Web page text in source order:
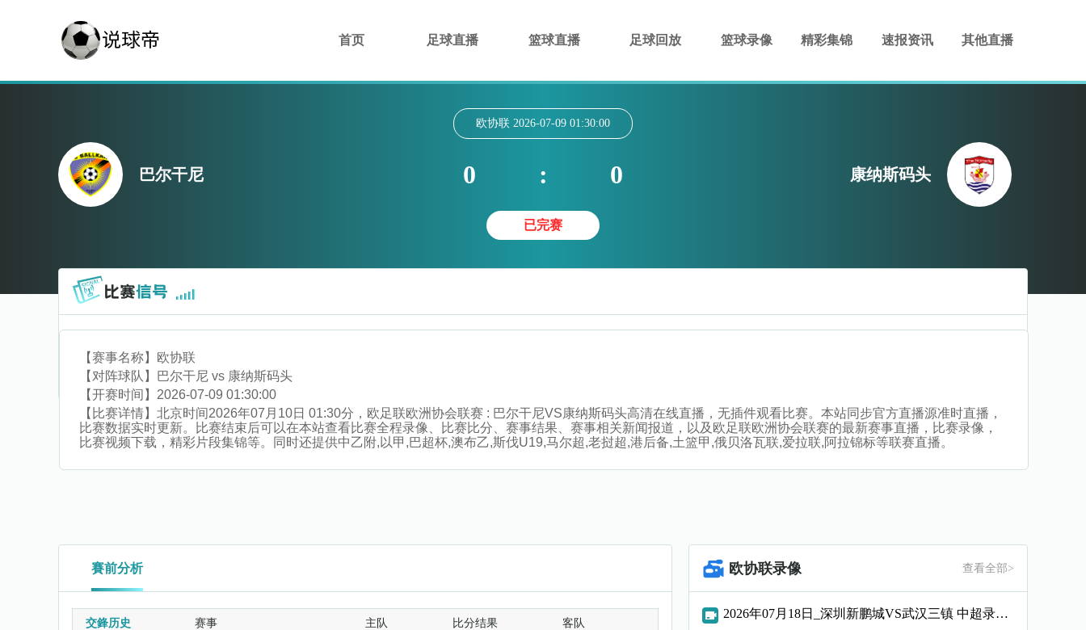
首页 足球直播 篮球直播 足球回放 篮球录像 精彩集锦 速报资讯 其他直播
巴尔干尼
欧协联 2026-07-09 01:30:00
0 : 0
已完赛
康纳斯码头
【赛事名称】 欧协联
【对阵球队】
巴尔干尼 vs 康纳斯码头
【开赛时间】 2026-07-09 01:30:00
【比赛详情】 北京时间2026年07月10日 01:30分，欧足联欧洲协会联赛 : 巴尔干尼VS康纳斯码头高清在线直播，无插件观看比赛。本站同步官方直播源准时直播，
比赛数据实时更新。比赛结束后可以在本站查看比赛全程录像、比赛比分、赛事结果、赛事相关新闻报道，以及欧足联欧洲协会联赛的最新赛事直播，比赛录像，
比赛视频下载，精彩片段集锦等。同时还提供中乙附,以甲,巴超杯,澳布乙,斯伐U19,马尔超,老挝超,港后备,土篮甲,俄贝洛瓦联,爱拉联,阿拉锦标等联赛直播。
賽前分析
交鋒历史 赛事 主队 比分结果 客队
欧协联录像 查看全部>
2026年07月18日_深圳新鹏城VS武汉三镇 中超录像_全场录像【视频集锦】